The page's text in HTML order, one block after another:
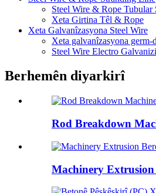
Steel Wire & Rope Tubular
Xeta Girtina Têl & Rope
Xeta Galvanîzasyona Steel Wire
Xeta galvanîzasyona germ-
Steel Wire Electro
Berhemên diyarkirî
Rod Breakdown
Machinery Extrusion